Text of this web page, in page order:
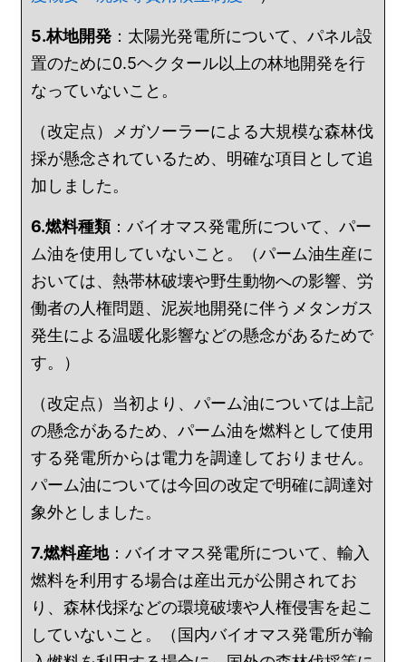
5.林地開発 ：太陽光発電所について、パネル設
置のために0.5ヘクタール以上の林地開発を行
なっていないこと。
（改定点）メガソーラーによる大規模な森林伐
採が懸念されているため、明確な項目として追
加しました。
6.燃料種類：バイオマス発電所について、パー
ム油を使用していないこと。（パーム油生産に
おいては、熱帯林破壊や野生動物への影響、労
働者の人権問題、泥炭地開発に伴うメタンガス
発生による温暖化影響などの懸念があるためで
す。）
（改定点）当初より、パーム油については上記
の懸念があるため、パーム油を燃料として使用
する発電所からは電力を調達しておりません。
パーム油については今回の改定で明確に調達対
象外としました。
7.燃料産地：バイオマス発電所について、輸入
燃料を利用する場合は産出元が公開されてお
り、森林伐採などの環境破壊や人権侵害を起こ
していないこと。（国内バイオマス発電所が輸